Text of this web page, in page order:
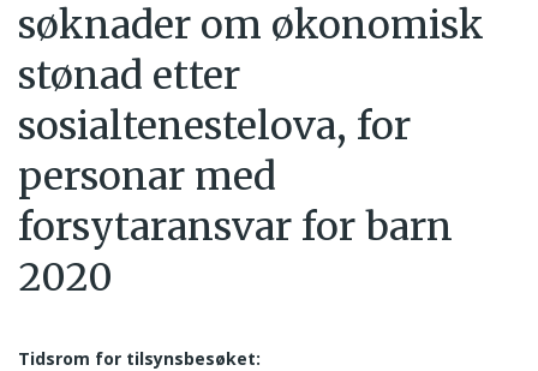
søknader om økonomisk
stønad etter
sosialtenestelova, for
personar med
forsytaransvar for barn
2020
Tidsrom for tilsynsbesøket: